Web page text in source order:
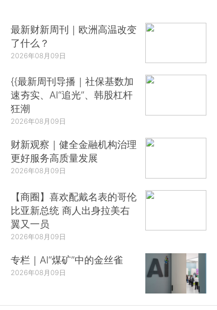
最新财新周刊｜欧洲高温改变
了什么？
2026年08月09日
{{最新周刊导播｜社保基数加
速夯实、AI“追光”、韩股杠杆
狂潮
2026年08月09日
财新观察｜健全金融机构治理
更好服务高质量发展
2026年08月09日
【商圈】喜欢配戴名表的哥伦
比亚新总统 商人出身拉美右
翼又一员
2026年08月09日
专栏｜AI“煤矿”中的金丝雀
2026年08月09日